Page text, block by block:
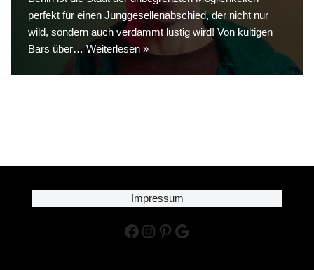
perfekt für einen Junggesellenabschied, der nicht nur
wild, sondern auch verdammt lustig wird! Von kultigen
Bars über… Weiterlesen »
Impressum